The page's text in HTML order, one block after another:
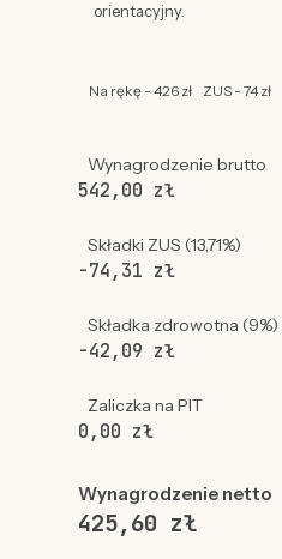
orientacyjny.
Na rękę - 426 zł ZUS - 74 zł
Wynagrodzenie brutto
542,00 zł
Składki ZUS (13,71%)
-74,31 zł
Składka zdrowotna (9%)
-42,09 zł
Zaliczka na PIT
0,00 zł
Wynagrodzenie netto
425,60 zł